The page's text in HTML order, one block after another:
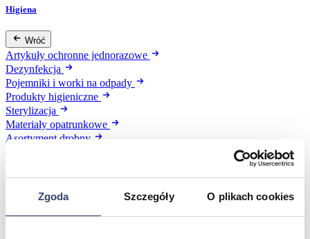
Zgoda Szczegóły O plikach cookies
Higiena
Wróć
Artykuły ochronne jednorazowe
Dezynfekcja
Pojemniki i worki na odpady
Produkty higieniczne
Sterylizacja
Materiały opatrunkowe
Asortyment drobny
Zobacz wszystko